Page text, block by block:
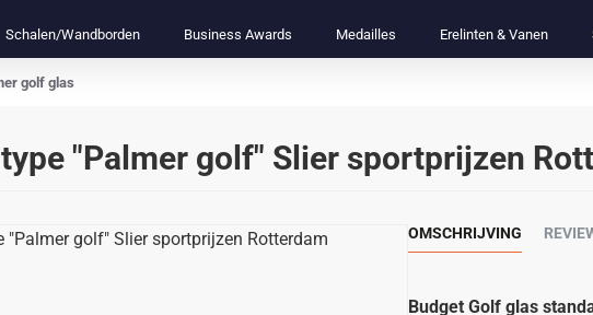
Schalen/Wandborden Business Awards Medailles Erelinten & Vanen
"Palmer golf" Slier sportprijzen
golf glas
OMSCHRIJVING
Budget Golf glas